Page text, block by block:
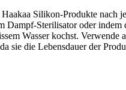
Silikon-Produkte nach
Dampf-Sterilisator oder indem
Wasser kochst. Verwende
sie die Lebensdauer der